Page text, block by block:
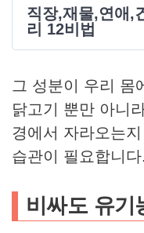
직장,재물,연애,
리 12비법
그 성분이 우리 몸
닭고기 뿐만 아니
경에서 자라오는
습관이 필요합니다.
비싸도 유기